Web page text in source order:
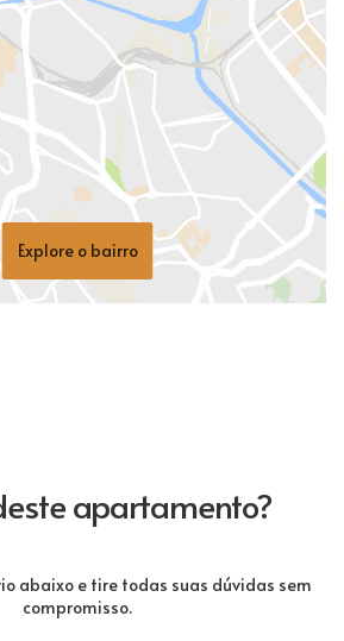
Explore o bairro
apartamento?
abaixo e tire todas suas dúvidas sem
compromisso.